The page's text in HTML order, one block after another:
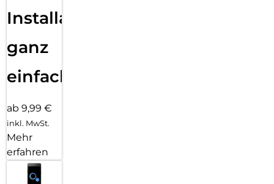
Installation
ganz
einfach
ab 9,99 €
inkl. MwSt.
Mehr
erfahren